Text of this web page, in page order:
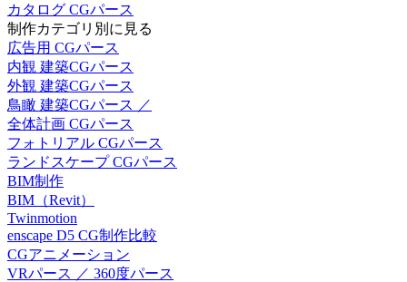
カタログ CGパース
制作カテゴリ別に見る
広告用 CGパース
内観 建築CGパース
外観 建築CGパース
鳥瞰 建築CGパース ／
全体計画 CGパース
フォトリアル CGパース
ランドスケープ CGパース
BIM制作
BIM（Revit）
Twinmotion
enscape D5 CG制作比較
CGアニメーション
VRパース ／ 360度パース